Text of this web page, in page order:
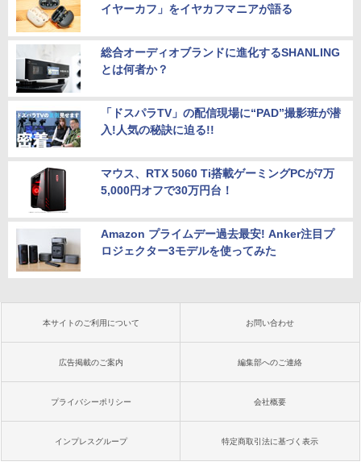
イヤーカフ」をイヤカフマニアが語る
総合オーディオブランドに進化するSHANLING
とは何者か？
「ドスパラTV」の配信現場に“PAD”撮影班が潜
入!人気の秘訣に迫る!!
マウス、RTX 5060 Ti搭載ゲーミングPCが7万
5,000円オフで30万円台！
Amazon プライムデー過去最安! Anker注目プ
ロジェクター3モデルを使ってみた
本サイトのご利用について お問い合わせ
広告掲載のご案内 編集部へのご連絡
プライバシーポリシー 会社概要
インプレスグループ 特定商取引法に基づく表示